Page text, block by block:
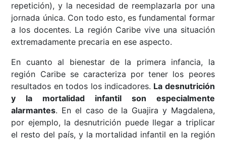
repetición), y la necesidad de reemplazarla por una
jornada única. Con todo esto, es fundamental formar
a los docentes. La región Caribe vive una situación
extremadamente precaria en ese aspecto.
En cuanto al bienestar de la primera infancia, la
región Caribe se caracteriza por tener los peores
resultados en todos los indicadores. La desnutrición
y la mortalidad infantil son especialmente
alarmantes. En el caso de la Guajira y Magdalena,
por ejemplo, la desnutrición puede llegar a triplicar
el resto del país, y la mortalidad infantil en la región